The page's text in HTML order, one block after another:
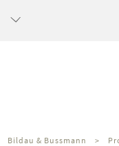
Bildau & Bussmann >